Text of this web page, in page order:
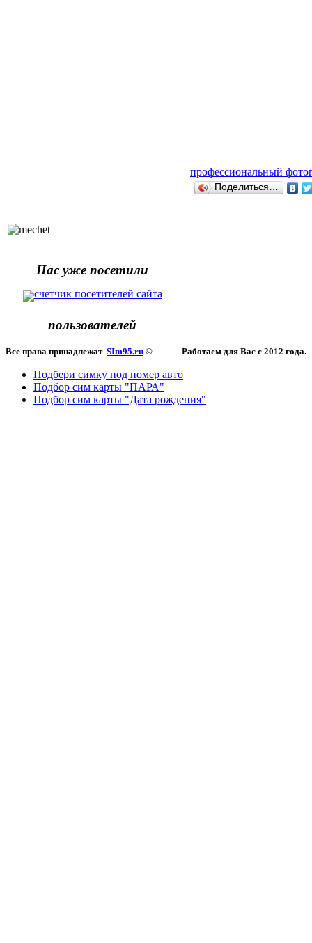
профессиональный
Поделиться…
Нас уже посетили
пользователей
Все права принадлежат SIm95.ru © Работаем для Вас с 2012 года.
Подбери симку под номер авто
Подбор сим карты "ПАРА"
Подбор сим карты "Дата рождения"